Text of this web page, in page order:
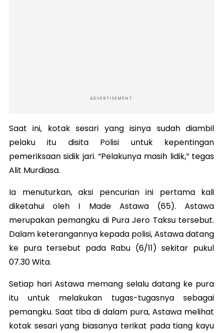
ADVERTISEMENT
Saat ini, kotak sesari yang isinya sudah diambil
pelaku itu disita Polisi untuk kepentingan
pemeriksaan sidik jari. “Pelakunya masih lidik,” tegas
Alit Murdiasa.
Ia menuturkan, aksi pencurian ini pertama kali
diketahui oleh I Made Astawa (65). Astawa
merupakan pemangku di Pura Jero Taksu tersebut.
Dalam keterangannya kepada polisi, Astawa datang
ke pura tersebut pada Rabu (6/11) sekitar pukul
07.30 Wita.
Setiap hari Astawa memang selalu datang ke pura
itu untuk melakukan tugas-tugasnya sebagai
pemangku. Saat tiba di dalam pura, Astawa melihat
kotak sesari yang biasanya terikat pada tiang kayu